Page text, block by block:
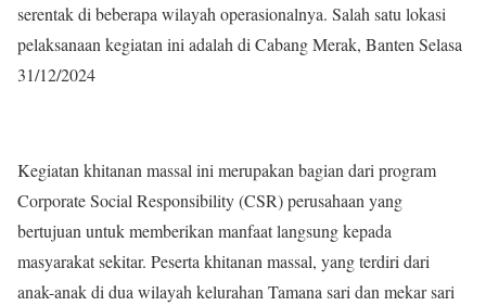
serentak di beberapa wilayah operasionalnya. Salah satu lokasi
pelaksanaan kegiatan ini adalah di Cabang Merak, Banten Selasa
31/12/2024
Kegiatan khitanan massal ini merupakan bagian dari program
Corporate Social Responsibility (CSR) perusahaan yang
bertujuan untuk memberikan manfaat langsung kepada
masyarakat sekitar. Peserta khitanan massal, yang terdiri dari
anak-anak di dua wilayah kelurahan Tamana sari dan mekar sari